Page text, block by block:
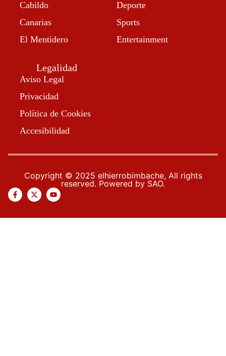
Cabildo
Canarias
El Mentidero
Deporte
Sports
Entertainment
Legalidad
Aviso Legal
Privacidad
Política de Cookies
Accesibilidad
Copyright © 2025 elhierrobimbache, All rights
reserved. Powered by SAO.